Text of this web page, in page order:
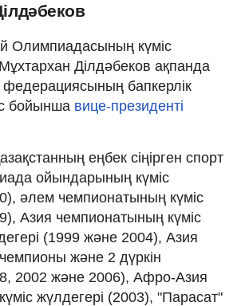
Олимпиадасының күміс
Ділдәбеков ақпанда
федерациясының бапкерлік
бойынша вице-президенті
еңбек сіңірген спорт
ойындарының күміс
әлем чемпионатының күміс
Азия чемпионатының күміс
(1999 және 2004), Азия
және 2 дүркін
2002 және 2006), Афро-Азия
жүлдегері (2003), "Парасат"